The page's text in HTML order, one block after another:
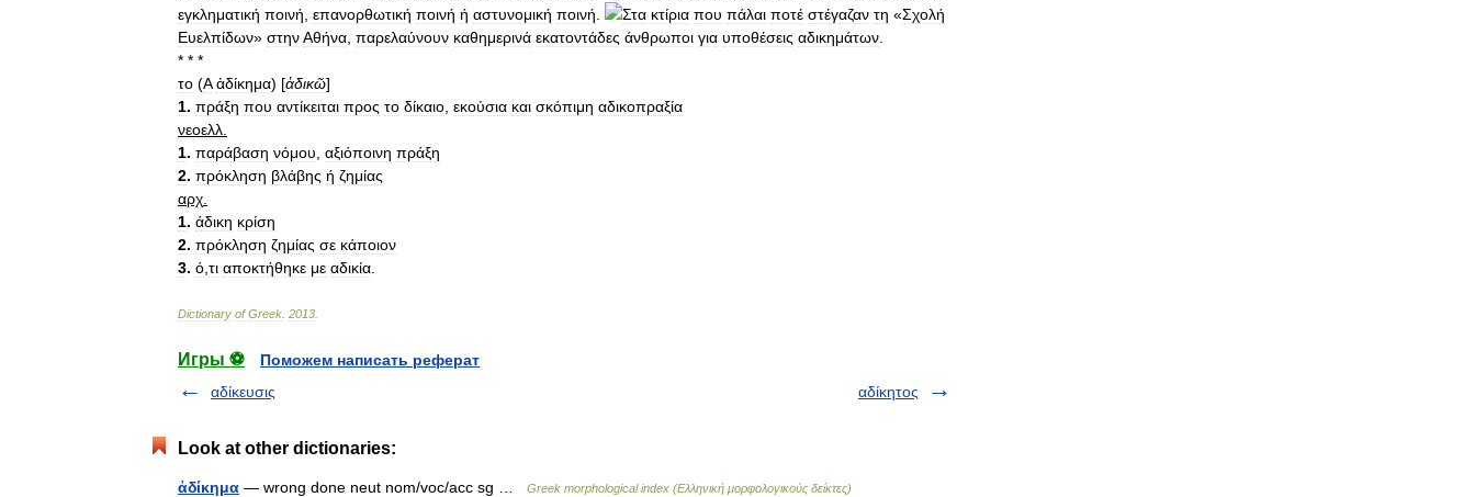
εγκληματική ποινή επανορθωτική ποινή ή αστυνομική ποινή Στα κτίρια που πάλαι ποτέ στέγαζαν τη «Σχολή
Ευελπίδων» στηνΑθήνα παρελαύνουν καθημερινά εκατοντάδες άνθρωποι για υποθέσεις αδικημάτων
* * *
το (Α ἀδίκημα) [ἀδικῶ]
1. πράξη που αντίκειται προς το δίκαιο εκούσια και σκόπιμη αδικοπραξία
νεοελλ
1. παράβαση νόμου αξιόποινη πράξη
2. πρόκληση βλάβης ή ζημίας
αρχ
1. άδικη κρίση
2. πρόκληση ζημίας σε κάποιον
3. ό τι αποκτήθηκε με αδικία
Dictionary of Greek 2013
Игры ⚽
Поможем написать реферат
αδίκευσις
αδίκητος
Look at other dictionaries:
ἀδίκημα — wrong done neut nom/voc/acc sg … Greek morphological index (Ελληνική μορφολογικούς δείκτες)